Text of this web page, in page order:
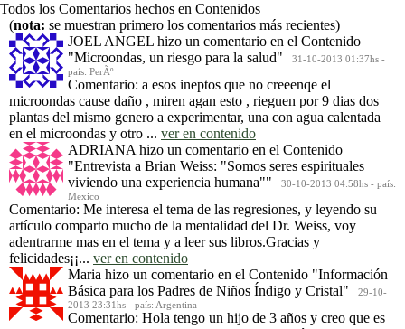
Todos los Comentarios hechos en Contenidos
(nota: se muestran primero los comentarios más recientes)
JOEL ANGEL hizo un comentario en el Contenido
"Microondas, un riesgo para la salud"
31-10-2013 01:37hs -
país: PerÃº
Comentario: a esos ineptos que no creeenqe el
microondas cause daño , miren agan esto , rieguen por 9 dias dos
plantas del mismo genero a experimentar, una con agua calentada
en el microondas y otro ... ver en contenido
ADRIANA hizo un comentario en el Contenido
"Entrevista a Brian Weiss: "Somos seres espirituales
viviendo una experiencia humana""
30-10-2013 04:58hs - país:
Mexico
Comentario: Me interesa el tema de las regresiones, y leyendo su
artículo comparto mucho de la mentalidad del Dr. Weiss, voy
adentrarme mas en el tema y a leer sus libros.Gracias y
felicidades¡¡... ver en contenido
Maria hizo un comentario en el Contenido "Información
Básica para los Padres de Niños Índigo y Cristal"
29-10-
2013 23:31hs - país: Argentina
Comentario: Hola tengo un hijo de 3 años y creo que es